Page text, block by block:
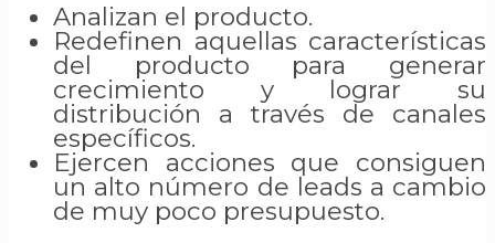
Analizan el producto.
Redefinen aquellas características
del producto para generar
crecimiento y lograr su
distribución a través de canales
específicos.
Ejercen acciones que consiguen
un alto número de leads a cambio
de muy poco presupuesto.